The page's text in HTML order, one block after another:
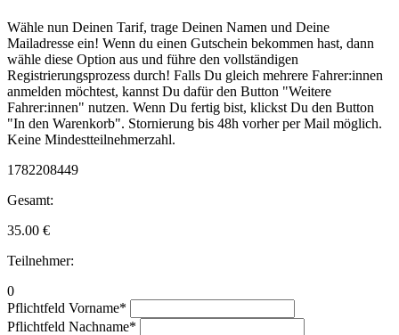
Wähle nun Deinen Tarif, trage Deinen Namen und Deine
Mailadresse ein! Wenn du einen Gutschein bekommen hast, dann
wähle diese Option aus und führe den vollständigen
Registrierungsprozess durch! Falls Du gleich mehrere Fahrer:innen
anmelden möchtest, kannst Du dafür den Button "Weitere
Fahrer:innen" nutzen. Wenn Du fertig bist, klickst Du den Button
"In den Warenkorb". Stornierung bis 48h vorher per Mail möglich.
Keine Mindestteilnehmerzahl.
1782208449
Gesamt:
35.00 €
Teilnehmer:
0
Pflichtfeld Vorname*
Pflichtfeld Nachname*